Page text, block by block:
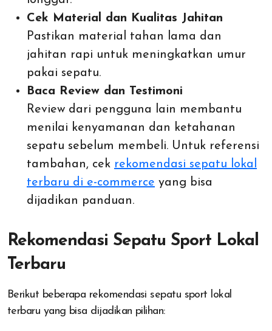
Cek Material dan Kualitas Jahitan
Pastikan material tahan lama dan
jahitan rapi untuk meningkatkan umur
pakai sepatu.
Baca Review dan Testimoni
Review dari pengguna lain membantu
menilai kenyamanan dan ketahanan
sepatu sebelum membeli. Untuk referensi
tambahan, cek rekomendasi sepatu lokal
terbaru di e-commerce yang bisa
dijadikan panduan.
Rekomendasi Sepatu Sport Lokal
Terbaru
Berikut beberapa rekomendasi sepatu sport lokal
terbaru yang bisa dijadikan pilihan: